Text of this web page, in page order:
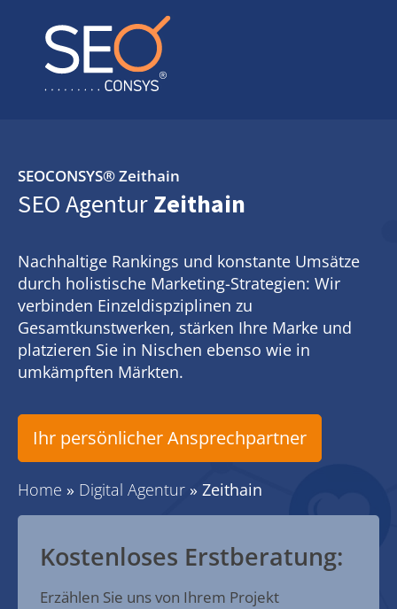
SEOCONSYS®Zeithain
SEO AgenturZeithain
Nachhaltige Rankings und konstante Umsätze
durch holistische Marketing-Strategien: Wir
verbinden Einzeldispziplinen zu
Gesamtkunstwerken, stärken Ihre Marke und
platzieren Sie in Nischen ebenso wie in
umkämpften Märkten.
Ihr persönlicher Ansprechpartner
Home » Digital Agentur » Zeithain
Kostenloses Erstberatung:
Erzählen Sie uns von Ihrem Projekt